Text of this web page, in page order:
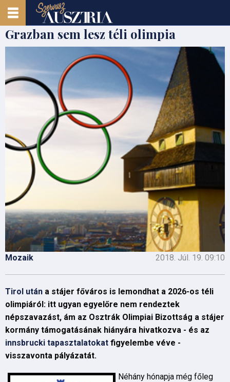
Grazban sem lesz téli olimpia
Mozaik 2018. Júl. 19. 09:10
Tirol után a stájer főváros is lemondhat a 2026-os téli
olimpiáról: itt ugyan egyelőre nem rendeztek
népszavazást, ám az Osztrák Olimpiai Bizottság a stájer
kormány támogatásának hiányára hivatkozva - és az
innsbrucki tapasztalatokat figyelembe véve -
visszavonta pályázatát.
Néhány hónapja még főleg